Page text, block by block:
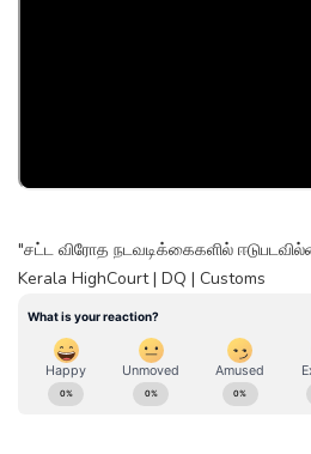
"சட்ட விரோத நடவடிக்கைகளில்
Kerala HighCourt | DQ | Customs